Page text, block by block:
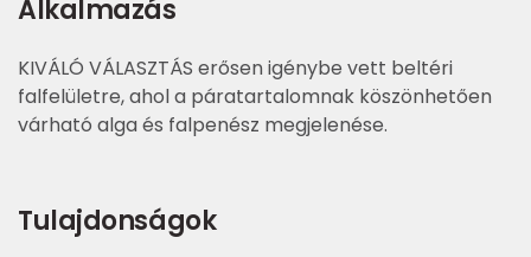
Alkalmazás
KIVÁLÓ VÁLASZTÁS erősen igénybe vett beltéri
falfelületre, ahol a páratartalomnak köszönhetően
várható alga és falpenész megjelenése.
Tulajdonságok